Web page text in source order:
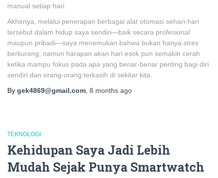
manual setiap hari.
Akhirnya, melalui penerapan berbagai alat otomasi sehari-hari
tersebut dalam hidup saya sendiri—baik secara profesional
maupun pribadi—saya menemukan bahwa bukan hanya stres
berkurang; namun harapan akan hari esok pun semakin cerah
ketika mampu fokus pada apa yang benar-benar penting bagi diri
sendiri dan orang-orang terkasih di sekitar kita.
By gek4869@gmail.com 8 months ago
TEKNOLOGI
Kehidupan Saya Jadi Lebih
Mudah Sejak Punya Smartwatch